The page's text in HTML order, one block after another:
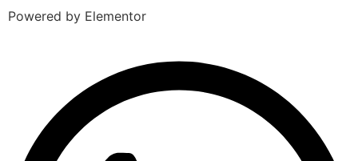
Powered by Elementor